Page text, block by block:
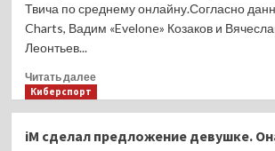
Branch
и
решения
влияют
инфляцию
Твича по среднему онлайну.Согласно
Charts, Вадим «Evelone» Козаков и
Леонтьев...
Читать далееПрочитать
и
Киберспорт
iM сделал предложение девушке.